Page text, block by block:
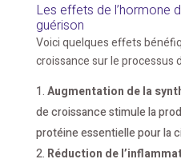
Les effets de l’hormone
guérison
Voici quelques effets
croissance sur le processus
Augmentation de la
de croissance stimule la
protéine essentielle pour la
Réduction de